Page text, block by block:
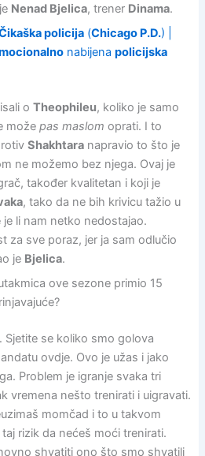
Nenad Bjelica, trener Dinama.
policija(Chicago P.D.) |
nabijena policijska
o Theophileu, koliko je samo
može pas maslom oprati. I to
Shakhtaranapravio to što je
ne možemo bez njega. Ovaj je
također kvalitetan i koji je
, tako da ne bih krivicu tažio u
li nam netko nedostajao.
za sve poraz, jer ja sam odlučio
je Bjelica.
ove sezone primio 15
Sjetite se koliko smo golova
ovdje. Ovo je užas i jako
Problem je igranje svaka tri
vremena nešto trenirati i uigravati.
momčad i to u takvom
rizik da nećeš moći trenirati.
shvatiti ono što smo shvatili